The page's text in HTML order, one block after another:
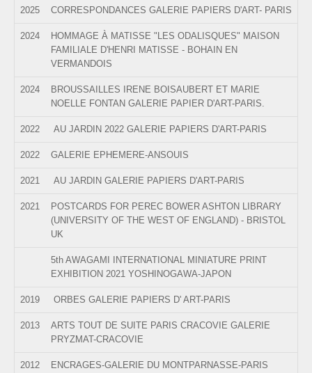
2025 CORRESPONDANCES GALERIE PAPIERS D'ART- PARIS
2024
HOMMAGE À MATISSE "LES ODALISQUES" MAISON
FAMILIALE D'HENRI MATISSE - BOHAIN EN
VERMANDOIS
2024
BROUSSAILLES IRENE BOISAUBERT ET MARIE
NOELLE FONTAN GALERIE PAPIER D'ART-PARIS.
2022 AU JARDIN 2022 GALERIE PAPIERS D'ART-PARIS
2022 GALERIE EPHEMERE-ANSOUIS
2021 AU JARDIN GALERIE PAPIERS D'ART-PARIS
2021
POSTCARDS FOR PEREC BOWER ASHTON LIBRARY
(UNIVERSITY OF THE WEST OF ENGLAND) - BRISTOL
UK
5th AWAGAMI INTERNATIONAL MINIATURE PRINT
EXHIBITION 2021 YOSHINOGAWA-JAPON
2019 ORBES GALERIE PAPIERS D' ART-PARIS
2013
ARTS TOUT DE SUITE PARIS CRACOVIE GALERIE
PRYZMAT-CRACOVIE
2012 ENCRAGES-GALERIE DU MONTPARNASSE-PARIS